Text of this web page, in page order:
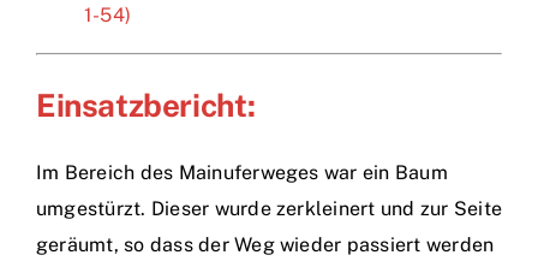
1-54)
Einsatzbericht:
Im Bereich des Mainuferweges war ein Baum
umgestürzt. Dieser wurde zerkleinert und zur Seite
geräumt, so dass der Weg wieder passiert werden